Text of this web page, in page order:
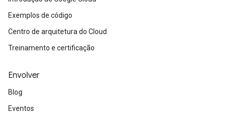
Exemplos de código
Centro de arquitetura do Cloud
Treinamento e certificação
Envolver
Blog
Eventos